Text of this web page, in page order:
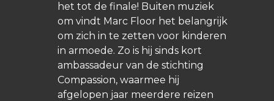
het tot de finale! Buiten muziek
om vindt Marc Floor het belangrijk
om zich in te zetten voor kinderen
in armoede. Zo is hij sinds kort
ambassadeur van de stichting
Compassion, waarmee hij
afgelopen jaar meerdere reizen